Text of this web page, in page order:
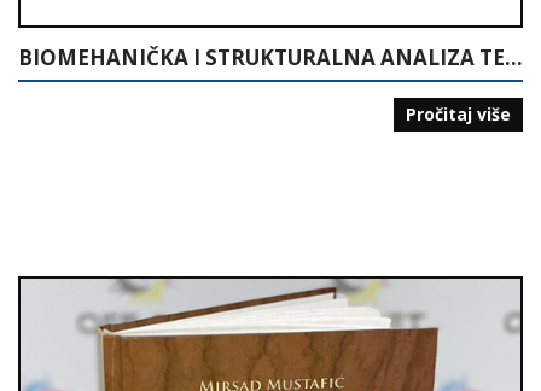
BIOMEHANIČKA I STRUKTURALNA ANALIZA TEHNIKE RUKOMETA
Pročitaj više